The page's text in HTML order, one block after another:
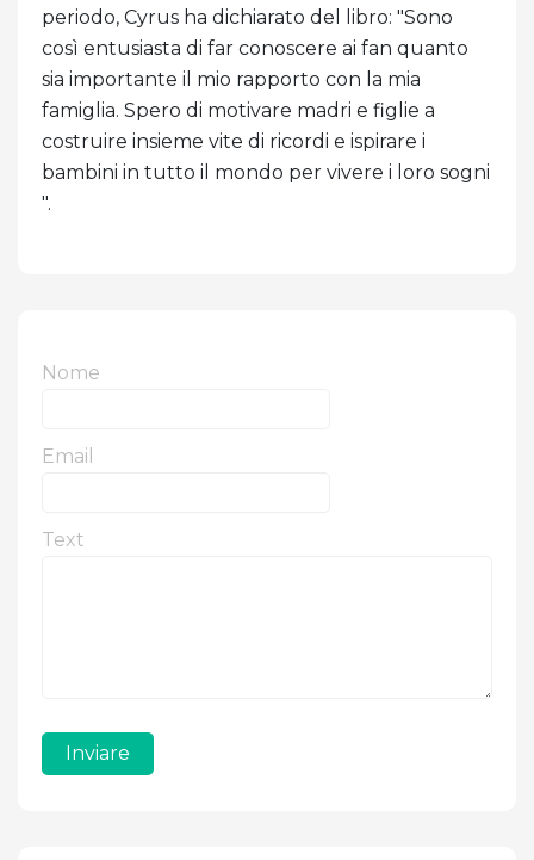
periodo, Cyrus ha dichiarato del libro: "Sono
così entusiasta di far conoscere ai fan quanto
sia importante il mio rapporto con la mia
famiglia. Spero di motivare madri e figlie a
costruire insieme vite di ricordi e ispirare i
bambini in tutto il mondo per vivere i loro sogni
".
Nome
Email
Text
Inviare